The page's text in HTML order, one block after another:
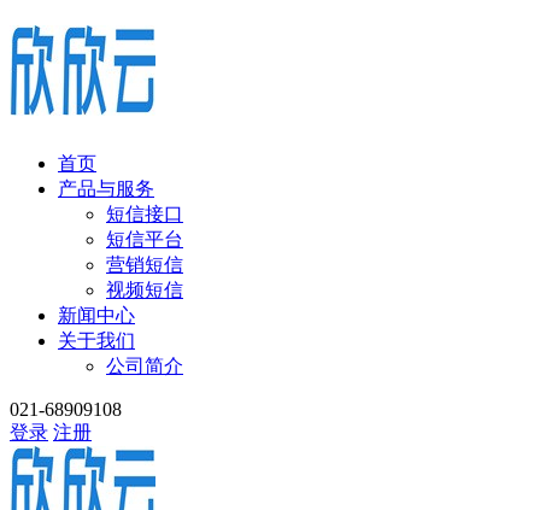
首页
产品与服务
短信接口
短信平台
营销短信
视频短信
新闻中心
关于我们
公司简介
021-68909108
登录 注册